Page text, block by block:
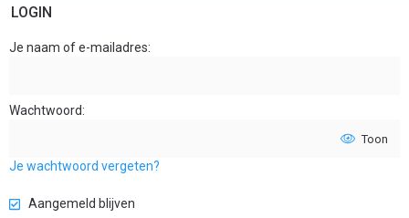
LOGIN
Je naam of e-mailadres
Wachtwoord
Toon
Je wachtwoord vergeten?
Aangemeld blijven